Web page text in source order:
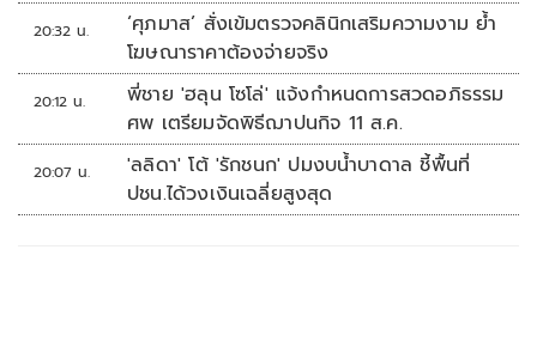
20:32 น.
‘ศุภมาส’ สั่งเข้มตรวจคลินิกเสริมความงาม ย้ำ
โฆษณาราคาต้องจ่ายจริง
20:12 น.
พี่ชาย 'ฮลุน โซโล่' แจ้งกำหนดการสวดอภิธรรม
ศพ เตรียมจัดพิธีฌาปนกิจ 11 ส.ค.
20:07 น.
'ลลิดา' โต้ 'รักชนก' ปมงบน้ำบาดาล ชี้พื้นที่
ปชน.ได้วงเงินเฉลี่ยสูงสุด